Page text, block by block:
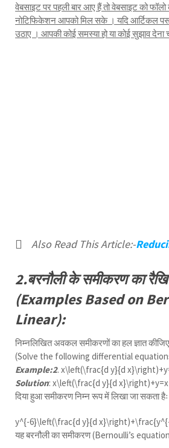
वेबसाइट पर पहली बार आए हैं तो वेबसाइट को
नोटिफिकेशन आपको मिल सके । यदि आर्टिकल
उठाए । आपकी कोई समस्या हो या कोई सुझाव
Also Read This Article:-
2.बरनौली के समीकरण का
(Examples Based on
Linear):
निम्नलिखित अवकल समीकरणों का हल ज्ञात
(Solve the following differential
Example:2.x\left(\frac{d y}{d
Solution:x\left(\frac{d y}{d
दिया हुआ समीकरण निम्न रूप में लिखा जा सकता हैः
y^{-6}\left(\frac{d y}{d
यह बरनौली का समीकरण (Bernoulli’s